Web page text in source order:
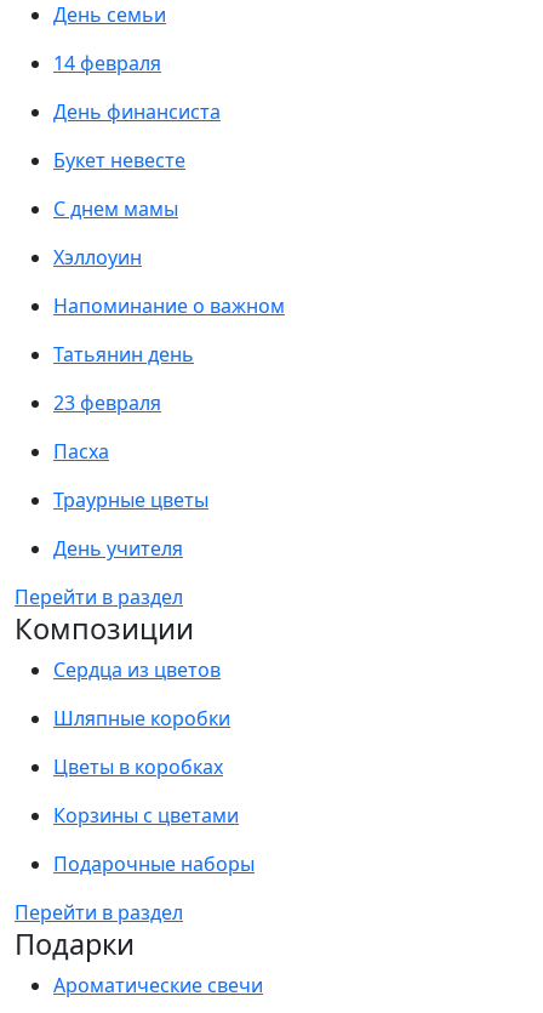
День семьи
14 февраля
День финансиста
Букет невесте
С днем мамы
Хэллоуин
Напоминание о важном
Татьянин день
23 февраля
Пасха
Траурные цветы
День учителя
Перейти в раздел
Композиции
Сердца из цветов
Шляпные коробки
Цветы в коробках
Корзины с цветами
Подарочные наборы
Перейти в раздел
Подарки
Ароматические свечи